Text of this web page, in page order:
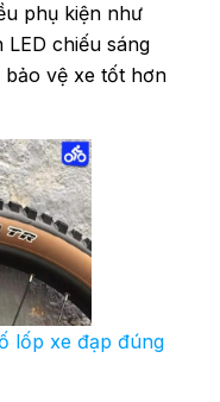
phụ kiện như
chiếu sáng
bảo vệ xe tốt hơn
lốp xe đạp đúng